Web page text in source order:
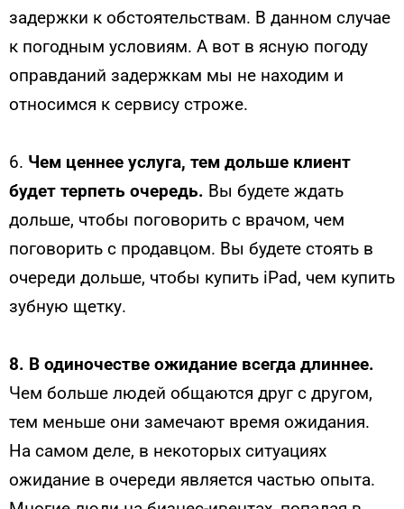
задержки к обстоятельствам. В данном случае
к погодным условиям. А вот в ясную погоду
оправданий задержкам мы не находим и
относимся к сервису строже.
6. Чем ценнее услуга, тем дольше клиент
будет терпеть очередь. Вы будете ждать
дольше, чтобы поговорить с врачом, чем
поговорить с продавцом. Вы будете стоять в
очереди дольше, чтобы купить iPad, чем купить
зубную щетку.
8. В одиночестве ожидание всегда длиннее.
Чем больше людей общаются друг с другом,
тем меньше они замечают время ожидания.
На самом деле, в некоторых ситуациях
ожидание в очереди является частью опыта.